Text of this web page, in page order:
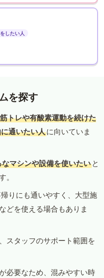
したい人
を探す
トレや有酸素運動を続けた
通いたい人に向いていま
マシンや設備を使いたい と
。
りにも通いやすく、大型施
どを使える場合もありま
スタッフのサポート範囲を
必要なため、混みやすい時